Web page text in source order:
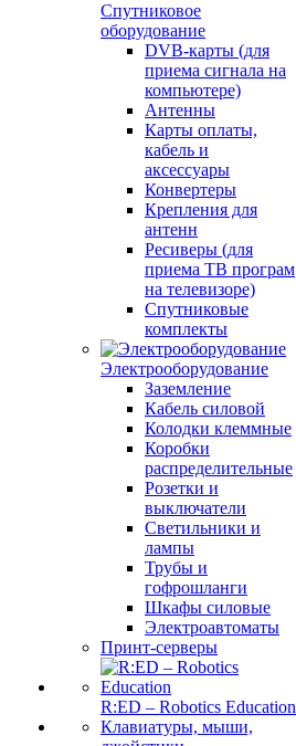
Спутниковое
оборудование
DVB-карты (для
приема сигнала на
компьютере)
Антенны
Карты оплаты,
кабель и
аксессуары
Конвертеры
Крепления для
антенн
Ресиверы (для
приема ТВ програм
на телевизоре)
Спутниковые
комплекты
Электрооборудование
Заземление
Кабель силовой
Колодки клеммные
Коробки
распределительные
Розетки и
выключатели
Светильники и
лампы
Трубы и
гофрошланги
Шкафы силовые
Электроавтоматы
Принт-серверы
R:ED – Robotics Education
Клавиатуры, мыши,